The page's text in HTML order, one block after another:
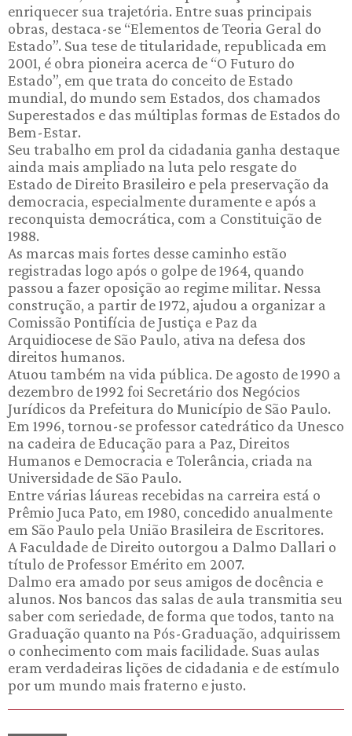
enriquecer sua trajetória. Entre suas principais
obras, destaca-se “Elementos de Teoria Geral do
Estado”. Sua tese de titularidade, republicada em
2001, é obra pioneira acerca de “O Futuro do
Estado”, em que trata do conceito de Estado
mundial, do mundo sem Estados, dos chamados
Superestados e das múltiplas formas de Estados do
Bem-Estar.
Seu trabalho em prol da cidadania ganha destaque
ainda mais ampliado na luta pelo resgate do
Estado de Direito Brasileiro e pela preservação da
democracia, especialmente duramente e após a
reconquista democrática, com a Constituição de
1988.
As marcas mais fortes desse caminho estão
registradas logo após o golpe de 1964, quando
passou a fazer oposição ao regime militar. Nessa
construção, a partir de 1972, ajudou a organizar a
Comissão Pontifícia de Justiça e Paz da
Arquidiocese de São Paulo, ativa na defesa dos
direitos humanos.
Atuou também na vida pública. De agosto de 1990 a
dezembro de 1992 foi Secretário dos Negócios
Jurídicos da Prefeitura do Município de São Paulo.
Em 1996, tornou-se professor catedrático da Unesco
na cadeira de Educação para a Paz, Direitos
Humanos e Democracia e Tolerância, criada na
Universidade de São Paulo.
Entre várias láureas recebidas na carreira está o
Prêmio Juca Pato, em 1980, concedido anualmente
em São Paulo pela União Brasileira de Escritores.
A Faculdade de Direito outorgou a Dalmo Dallari o
título de Professor Emérito em 2007.
Dalmo era amado por seus amigos de docência e
alunos. Nos bancos das salas de aula transmitia seu
saber com seriedade, de forma que todos, tanto na
Graduação quanto na Pós-Graduação, adquirissem
o conhecimento com mais facilidade. Suas aulas
eram verdadeiras lições de cidadania e de estímulo
por um mundo mais fraterno e justo.